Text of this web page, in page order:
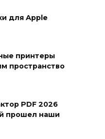
для Apple
принтеры
пространство
PDF 2026
прошел наши